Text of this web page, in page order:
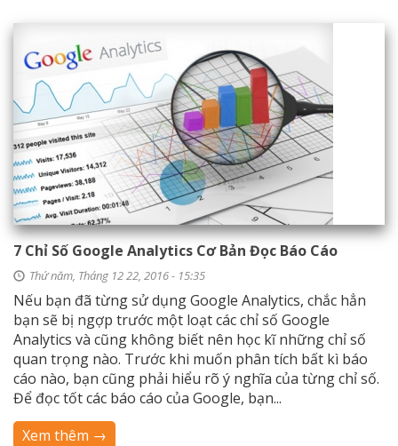
7 Chỉ Số Google Analytics Cơ Bản Đọc Báo Cáo
Thứ năm, Tháng 12 22, 2016 - 15:35
Nếu bạn đã từng sử dụng Google Analytics, chắc hẳn
bạn sẽ bị ngợp trước một loạt các chỉ số Google
Analytics và cũng không biết nên học kĩ những chỉ số
quan trọng nào. Trước khi muốn phân tích bất kì báo
cáo nào, bạn cũng phải hiểu rõ ý nghĩa của từng chỉ số.
Để đọc tốt các báo cáo của Google, bạn...
Xem thêm →